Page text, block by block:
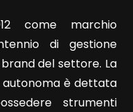
come marchio
di gestione
del settore. La
è dettata
strumenti